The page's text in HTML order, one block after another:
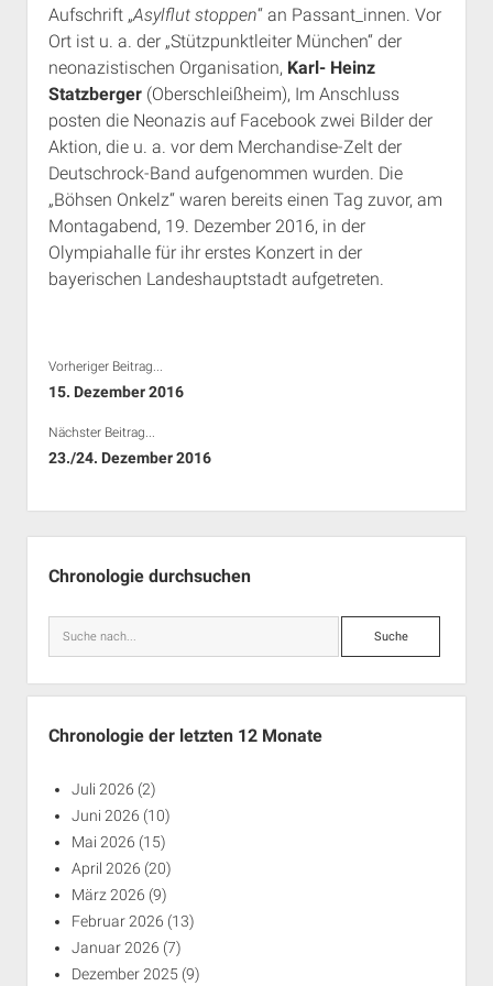
Rechte Termine München
Über a.i.d.a.
RSS-Feeds, Twitter & Facebook
Bibliothek
Kontakt & PGP-Key
Aufschrift „Asylflut stoppen“ an Passant_innen. Vor
Ort ist u. a. der „Stützpunktleiter München“ der
neonazistischen Organisation, Karl- Heinz
Statzberger(Oberschleißheim), Im Anschluss
posten die Neonazis auf Facebook zwei Bilder der
Aktion, die u. a. vor dem Merchandise-Zelt der
Deutschrock-Band aufgenommen wurden. Die
„Böhsen Onkelz“ waren bereits einen Tag zuvor, am
Montagabend, 19. Dezember 2016, in der
Olympiahalle für ihr erstes Konzert in der
bayerischen Landeshauptstadt aufgetreten.
Vorheriger Beitrag...
15. Dezember 2016
Nächster Beitrag...
23./24. Dezember 2016
Chronologie durchsuchen
Suche
Chronologie der letzten 12 Monate
Juli 2026 (2)
Juni 2026 (10)
Mai 2026 (15)
April 2026 (20)
März 2026 (9)
Februar 2026 (13)
Januar 2026 (7)
Dezember 2025 (9)